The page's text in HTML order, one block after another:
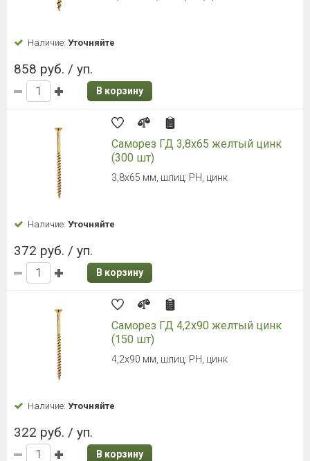
Наличие: Уточняйте
858 руб. / уп.
В корзину
Саморез ГД 3,8х65 желтый цинк
(300 шт)
3,8х65 мм, шлиц: PH, цинк
Наличие: Уточняйте
372 руб. / уп.
В корзину
Саморез ГД 4,2х90 желтый цинк
(150 шт)
4,2х90 мм, шлиц: PH, цинк
Наличие: Уточняйте
322 руб. / уп.
В корзину